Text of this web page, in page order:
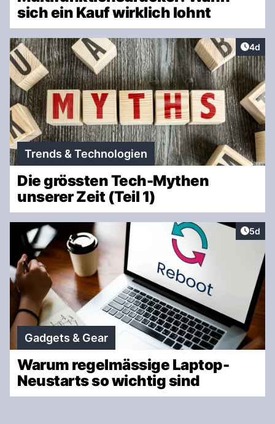
sich ein Kauf wirklich lohnt
4d
Trends & Technologien
Die grössten Tech-Mythen
unserer Zeit (Teil 1)
5d
Gadgets & Gear
Warum regelmässige Laptop-
Neustarts so wichtig sind